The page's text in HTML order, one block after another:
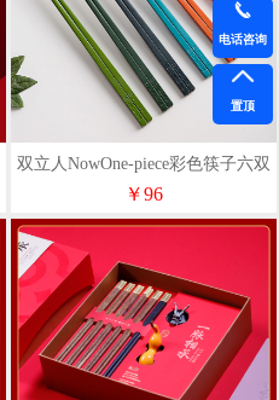
双立人NowOne-piece彩色筷子六双
装
￥96
电话咨询
置顶